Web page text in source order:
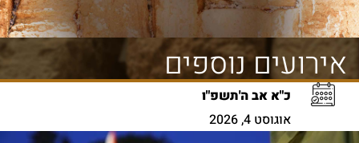
אירועים נוספים
כ"א אב ה'תשפ"ו
אוגוסט 4, 2026